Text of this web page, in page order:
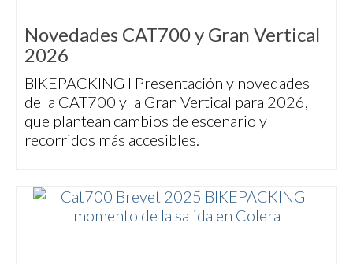
Novedades CAT700 y Gran Vertical
2026
BIKEPACKING I Presentación y novedades
de la CAT700 y la Gran Vertical para 2026,
que plantean cambios de escenario y
recorridos más accesibles.